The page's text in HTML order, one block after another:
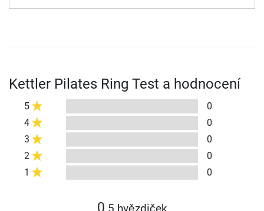
Kettler Pilates Ring Test a hodnocení
5
0
4
0
3
0
2
0
1
0
0 5 hvězdiček